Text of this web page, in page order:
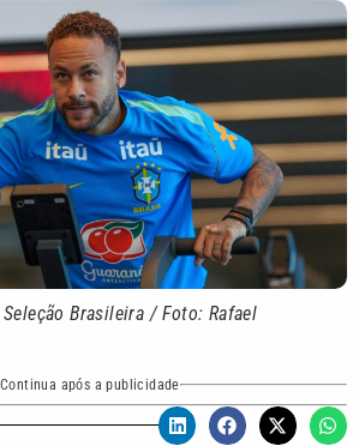
Brasileira / Foto: Rafael
Continua após a publicidade